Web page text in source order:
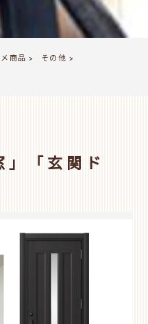
商品 > その他 >
「玄関ド